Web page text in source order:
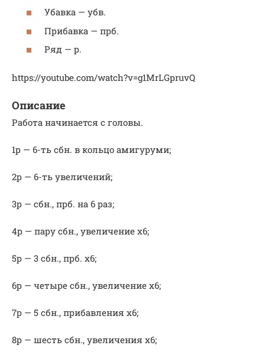
Убавка — убв.
Прибавка — прб.
Ряд — р.
https://youtube.com/watch?v=g1MrLGpruvQ
Описание
Работа начинается с головы.
1р — 6-ть сбн. в кольцо амигуруми;
2р — 6-ть увеличений;
3р — сбн., прб. на 6 раз;
4р — пару сбн., увеличение х6;
5р — 3 сбн., прб. х6;
6р — четыре сбн., увеличение х6;
7р — 5 сбн., прибавления х6;
8р — шесть сбн., увеличения х6;